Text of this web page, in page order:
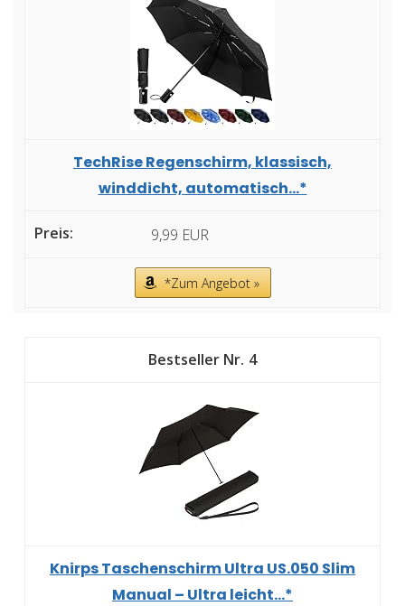
TechRise Regenschirm, klassisch,
winddicht, automatisch...*
9,99 EUR
*Zum Angebot »
4
Knirps Taschenschirm Ultra US.050 Slim
Manual – Ultra leicht...*